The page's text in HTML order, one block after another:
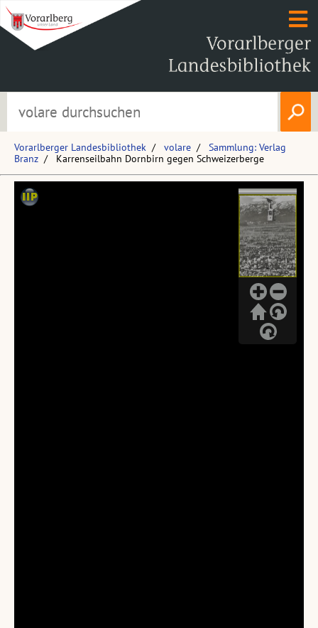
Vorarlberger Landesbibliothek volare
Sammlung: Verlag
Branz
Karrenseilbahn Dornbirn gegen Schweizerberge